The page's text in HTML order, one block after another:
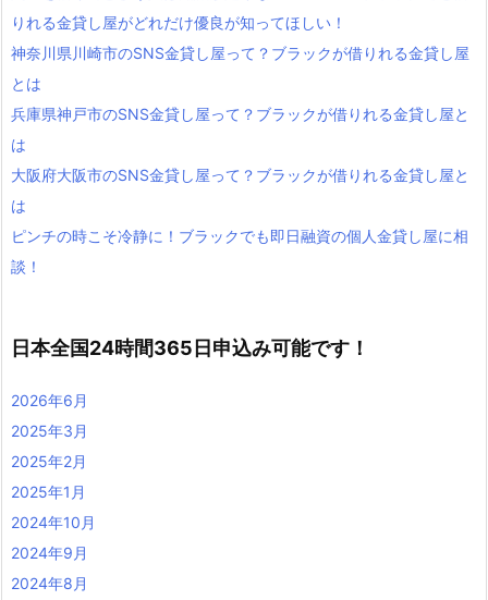
りれる金貸し屋がどれだけ優良が知ってほしい！
神奈川県川崎市のSNS金貸し屋って？ブラックが借りれる金貸し屋
とは
兵庫県神戸市のSNS金貸し屋って？ブラックが借りれる金貸し屋と
は
大阪府大阪市のSNS金貸し屋って？ブラックが借りれる金貸し屋と
は
ピンチの時こそ冷静に！ブラックでも即日融資の個人金貸し屋に相
談！
日本全国24時間365日申込み可能です！
2026年6月
2025年3月
2025年2月
2025年1月
2024年10月
2024年9月
2024年8月